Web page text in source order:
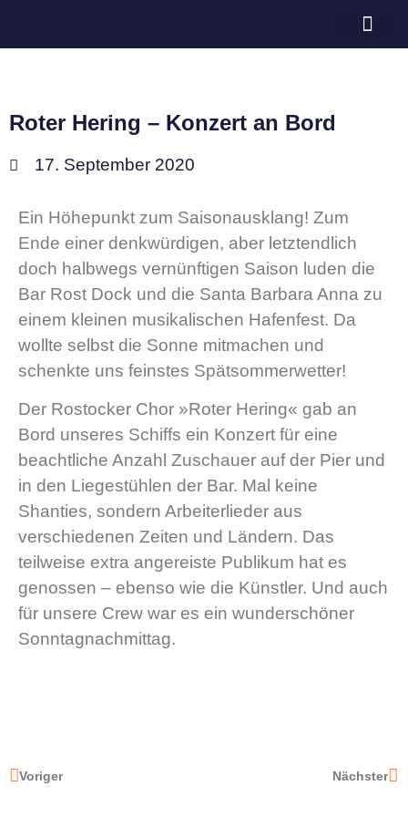
Roter Hering – Konzert an Bord
17. September 2020
Ein Höhepunkt zum Saisonausklang! Zum
Ende einer denkwürdigen, aber letztendlich
doch halbwegs vernünftigen Saison luden die
Bar Rost Dock und die Santa Barbara Anna zu
einem kleinen musikalischen Hafenfest. Da
wollte selbst die Sonne mitmachen und
schenkte uns feinstes Spätsommerwetter!
Der Rostocker Chor »Roter Hering« gab an
Bord unseres Schiffs ein Konzert für eine
beachtliche Anzahl Zuschauer auf der Pier und
in den Liegestühlen der Bar. Mal keine
Shanties, sondern Arbeiterlieder aus
verschiedenen Zeiten und Ländern. Das
teilweise extra angereiste Publikum hat es
genossen – ebenso wie die Künstler. Und auch
für unsere Crew war es ein wunderschöner
Sonntagnachmittag.
Voriger Nächster